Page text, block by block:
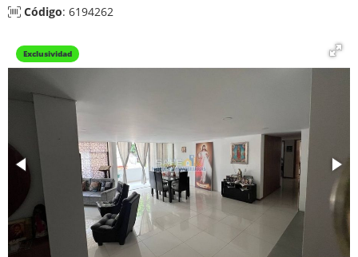
Código: 6194262
Exclusividad